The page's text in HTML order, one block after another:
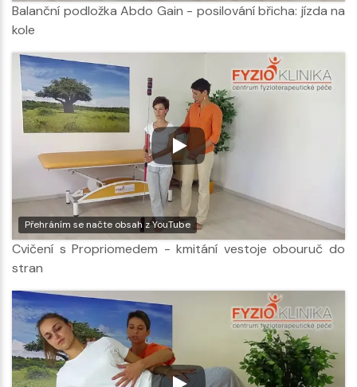
Balanční podložka Abdo Gain - posilování břicha: jízda na
kole
Přehráním se načte obsah z YouTube
Cvičení s Propriomedem - kmitání vestoje obouruč do
stran